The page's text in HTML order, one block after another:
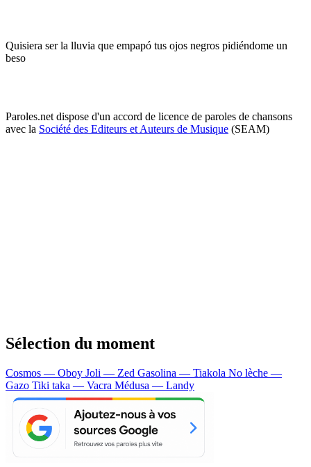
Quisiera ser la lluvia que empapó tus ojos negros pidiéndome un
beso
Paroles.net dispose d'un accord de licence de paroles de chansons
avec la Société des Editeurs et Auteurs de Musique (SEAM)
Sélection du moment
Cosmos — Oboy Joli — Zed Gasolina — Tiakola No lèche —
Gazo Tiki taka — Vacra Médusa — Landy